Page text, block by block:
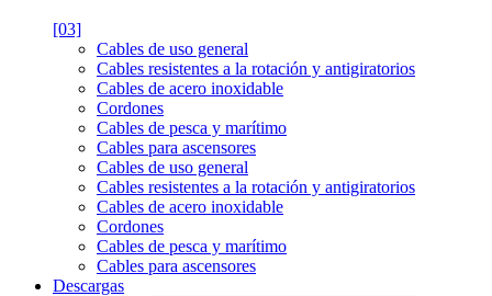
[03]
Cables de uso general
Cables resistentes a la rotación y antigiratorios
Cables de acero inoxidable
Cordones
Cables de pesca y marítimo
Cables para ascensores
Cables de uso general
Cables resistentes a la rotación y antigiratorios
Cables de acero inoxidable
Cordones
Cables de pesca y marítimo
Cables para ascensores
Descargas